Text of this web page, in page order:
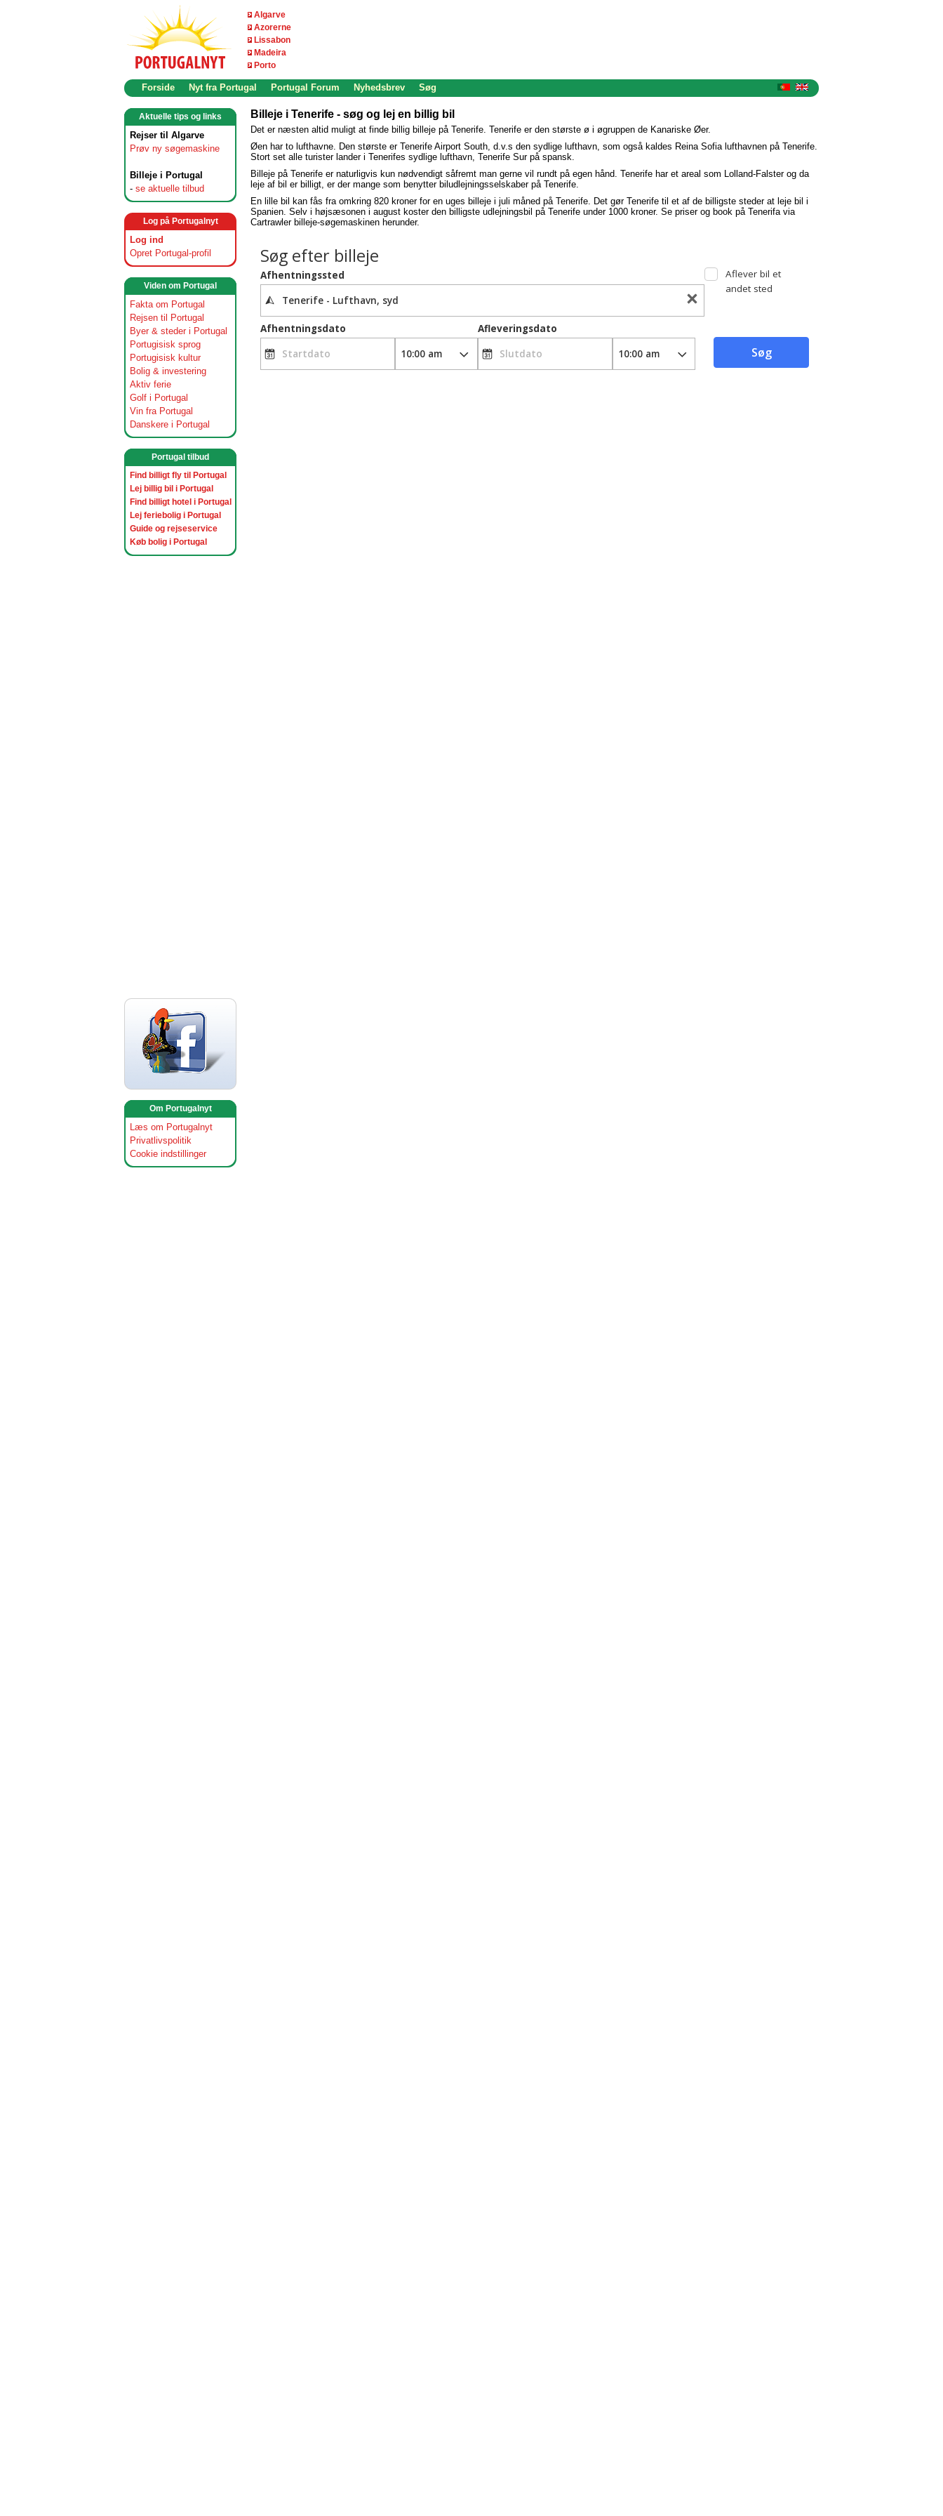
Algarve
Azorerne
Lissabon
Madeira
Porto
Forside Nyt fra Portugal Portugal Forum Nyhedsbrev Søg
Aktuelle tips og links
Rejser til Algarve
Prøv ny søgemaskine
Billeje i Portugal
- se aktuelle tilbud
Log på Portugalnyt
Log ind
Opret Portugal-profil
Viden om Portugal
Fakta om Portugal
Rejsen til Portugal
Byer & steder i Portugal
Portugisisk sprog
Portugisisk kultur
Bolig & investering
Aktiv ferie
Golf i Portugal
Vin fra Portugal
Danskere i Portugal
Portugal tilbud
Find billigt fly til Portugal
Lej billig bil i Portugal
Find billigt hotel i Portugal
Lej feriebolig i Portugal
Guide og rejseservice
Køb bolig i Portugal
Om Portugalnyt
Læs om Portugalnyt
Privatlivspolitik
Cookie indstillinger
Billeje i Tenerife - søg og lej en billig bil
Det er næsten altid muligt at finde billig billeje på Tenerife. Tenerife er den største ø i øgruppen de Kanariske Øer.
Øen har to lufthavne. Den største er Tenerife Airport South, d.v.s den sydlige lufthavn, som også kaldes Reina Sofia lufthavnen på Tenerife.
Stort set alle turister lander i Tenerifes sydlige lufthavn, Tenerife Sur på spansk.
Billeje på Tenerife er naturligvis kun nødvendigt såfremt man gerne vil rundt på egen hånd. Tenerife har et areal som Lolland-Falster og da
leje af bil er billigt, er der mange som benytter biludlejningsselskaber på Tenerife.
En lille bil kan fås fra omkring 820 kroner for en uges billeje i juli måned på Tenerife. Det gør Tenerife til et af de billigste steder at leje bil i
Spanien. Selv i højsæsonen i august koster den billigste udlejningsbil på Tenerife under 1000 kroner. Se priser og book på Tenerifa via
Cartrawler billeje-søgemaskinen herunder.